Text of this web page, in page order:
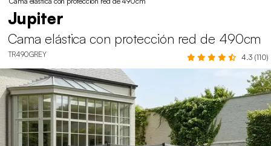
Jupiter
Cama elástica con protección red de 490cm
TR490GREY 4.3 (110)